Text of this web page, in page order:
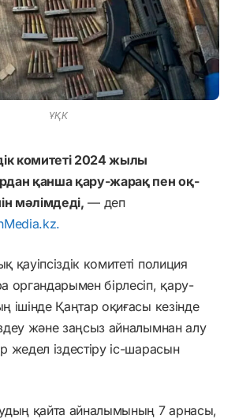
ҰҚК
комитеті 2024 жылы
қанша қару-жарақ пен оқ-
мәлімдеді, — деп
комитеті полиция
органдарымен бірлесіп, қару-
ішінде Қаңтар оқиғасы кезінде
және заңсыз айналымнан алу
жедел іздестіру іс-шарасын
қайта айналымының 7 арнасы,